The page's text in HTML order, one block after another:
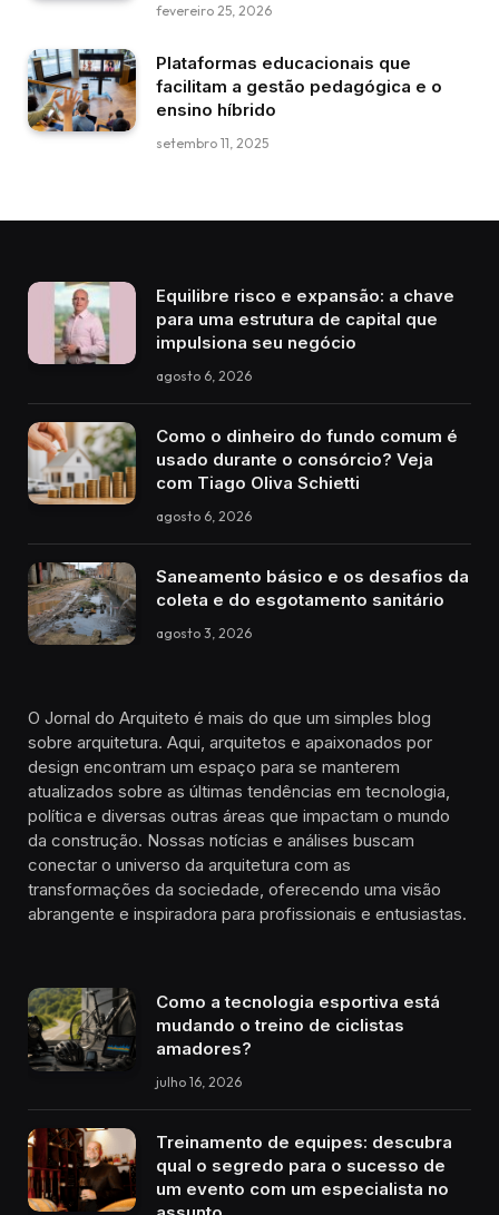
fevereiro 25, 2026
Plataformas educacionais que
facilitam a gestão pedagógica e o
ensino híbrido
setembro 11, 2025
Equilibre risco e expansão: a chave
para uma estrutura de capital que
impulsiona seu negócio
agosto 6, 2026
Como o dinheiro do fundo comum é
usado durante o consórcio? Veja
com Tiago Oliva Schietti
agosto 6, 2026
Saneamento básico e os desafios da
coleta e do esgotamento sanitário
agosto 3, 2026
O Jornal do Arquiteto é mais do que um simples blog
sobre arquitetura. Aqui, arquitetos e apaixonados por
design encontram um espaço para se manterem
atualizados sobre as últimas tendências em tecnologia,
política e diversas outras áreas que impactam o mundo
da construção. Nossas notícias e análises buscam
conectar o universo da arquitetura com as
transformações da sociedade, oferecendo uma visão
abrangente e inspiradora para profissionais e entusiastas.
Como a tecnologia esportiva está
mudando o treino de ciclistas
amadores?
julho 16, 2026
Treinamento de equipes: descubra
qual o segredo para o sucesso de
um evento com um especialista no